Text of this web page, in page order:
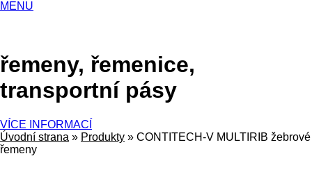
MENU
řemeny, řemenice,
transportní pásy
VÍCE INFORMACÍ
Úvodní strana » Produkty » CONTITECH-V MULTIRIB žebrové
řemeny